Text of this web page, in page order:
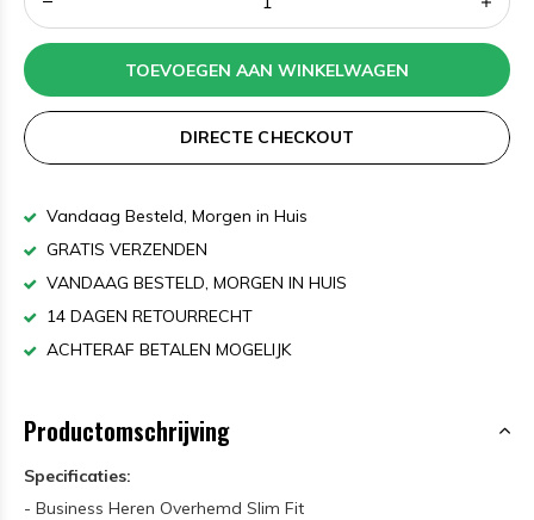
TOEVOEGEN AAN WINKELWAGEN
DIRECTE CHECKOUT
Vandaag Besteld, Morgen in Huis
GRATIS VERZENDEN
VANDAAG BESTELD, MORGEN IN HUIS
14 DAGEN RETOURRECHT
ACHTERAF BETALEN MOGELIJK
Productomschrijving
Specificaties:
- Business Heren Overhemd Slim Fit